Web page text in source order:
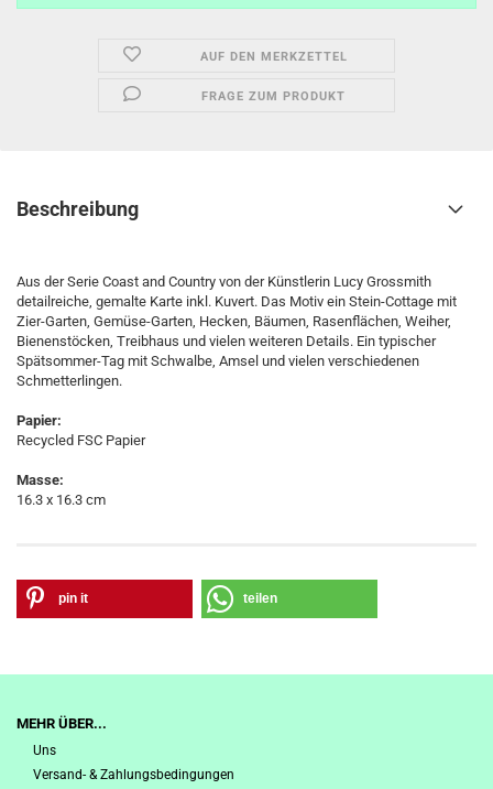
AUF DEN MERKZETTEL
FRAGE ZUM PRODUKT
Beschreibung
Aus der Serie Coast and Country von der Künstlerin Lucy Grossmith
detailreiche, gemalte Karte inkl. Kuvert. Das Motiv ein Stein-Cottage mit
Zier-Garten, Gemüse-Garten, Hecken, Bäumen, Rasenflächen, Weiher,
Bienenstöcken, Treibhaus und vielen weiteren Details. Ein typischer
Spätsommer-Tag mit Schwalbe, Amsel und vielen verschiedenen
Schmetterlingen.
Papier:
Recycled FSC Papier
Masse:
16.3 x 16.3 cm
pin it teilen
MEHR ÜBER...
Uns
Versand- & Zahlungsbedingungen